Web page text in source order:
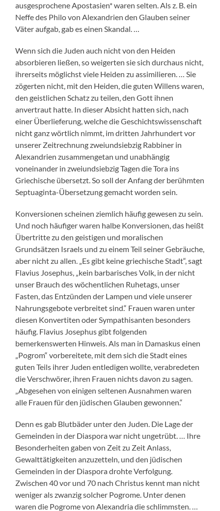
ausgesprochene Apostasien* waren selten. Als z. B. ein
Neffe des Philo von Alexandrien den Glauben seiner
Väter aufgab, gab es einen Skandal. …
Wenn sich die Juden auch nicht von den Heiden
absorbieren ließen, so weigerten sie sich durchaus nicht,
ihrerseits möglichst viele Heiden zu assimilieren. … Sie
zögerten nicht, mit den Heiden, die guten Willens waren,
den geistlichen Schatz zu teilen, den Gott ihnen
anvertraut hatte. In dieser Absicht hatten sich, nach
einer Überlieferung, welche die Geschichtswissenschaft
nicht ganz wörtlich nimmt, im dritten Jahrhundert vor
unserer Zeitrechnung zweiundsiebzig Rabbiner in
Alexandrien zusammengetan und unabhängig
voneinander in zweiundsiebzig Tagen die Tora ins
Griechische übersetzt. So soll der Anfang der berühmten
Septuaginta-Übersetzung gemacht worden sein.
Konversionen scheinen ziemlich häufig gewesen zu sein.
Und noch häufiger waren halbe Konversionen, das heißt
Übertritte zu den geistigen und moralischen
Grundsätzen Israels und zu einem Teil seiner Gebräuche,
aber nicht zu allen. „Es gibt keine griechische Stadt“, sagt
Flavius Josephus, „kein barbarisches Volk, in der nicht
unser Brauch des wöchentlichen Ruhetags, unser
Fasten, das Entzünden der Lampen und viele unserer
Nahrungsgebote verbreitet sind.“ Frauen waren unter
diesen Konvertiten oder Sympathisanten besonders
häufig. Flavius Josephus gibt folgenden
bemerkenswerten Hinweis. Als man in Damaskus einen
„Pogrom“ vorbereitete, mit dem sich die Stadt eines
guten Teils ihrer Juden entledigen wollte, verabredeten
die Verschwörer, ihren Frauen nichts davon zu sagen.
„Abgesehen von einigen seltenen Ausnahmen waren
alle Frauen für den jüdischen Glauben gewonnen.“
Denn es gab Blutbäder unter den Juden. Die Lage der
Gemeinden in der Diaspora war nicht ungetrübt. … Ihre
Besonderheiten gaben von Zeit zu Zeit Anlass,
Gewalttätigkeiten anzuzetteln, und den jüdischen
Gemeinden in der Diaspora drohte Verfolgung.
Zwischen 40 vor und 70 nach Christus kennt man nicht
weniger als zwanzig solcher Pogrome. Unter denen
waren die Pogrome von Alexandria die schlimmsten. …